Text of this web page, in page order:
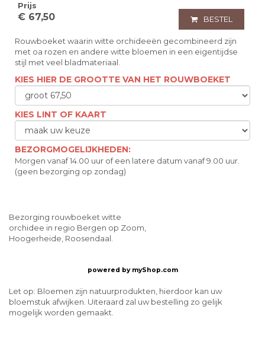
Prijs
€ 67,50 BESTEL
Rouwboeket waarin witte orchideeën gecombineerd zijn
met oa rozen en andere witte bloemen in een eigentijdse
stijl met veel bladmateriaal.
KIES HIER DE GROOTTE VAN HET ROUWBOEKET
KIES LINT OF KAART
BEZORGMOGELIJKHEDEN:
Morgen vanaf 14.00 uur of een latere datum vanaf 9.00 uur.
(geen bezorging op zondag)
Bezorging rouwboeket witte
orchidee in regio Bergen op Zoom,
Hoogerheide, Roosendaal.
powered by myShop.com
Let op: Bloemen zijn natuurprodukten, hierdoor kan uw
bloemstuk afwijken. Uiteraard zal uw bestelling zo gelijk
mogelijk worden gemaakt.